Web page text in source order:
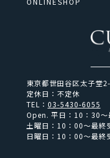
東京都世田谷区太子堂
定休日：不定休
TEL： 03-5430-6055
Open. 平日：10：30
土曜日：10：00～最終
日曜日：10：00～最終